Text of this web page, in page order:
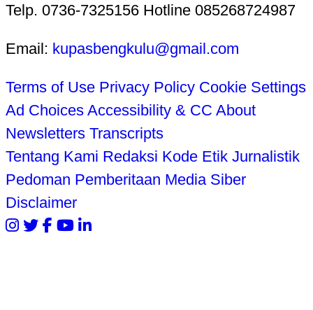
Telp. 0736-7325156 Hotline 085268724987
Email: kupasbengkulu@gmail.com
Terms of Use Privacy Policy Cookie Settings
Ad Choices Accessibility & CC About
Newsletters Transcripts
Tentang Kami Redaksi Kode Etik Jurnalistik
Pedoman Pemberitaan Media Siber
Disclaimer